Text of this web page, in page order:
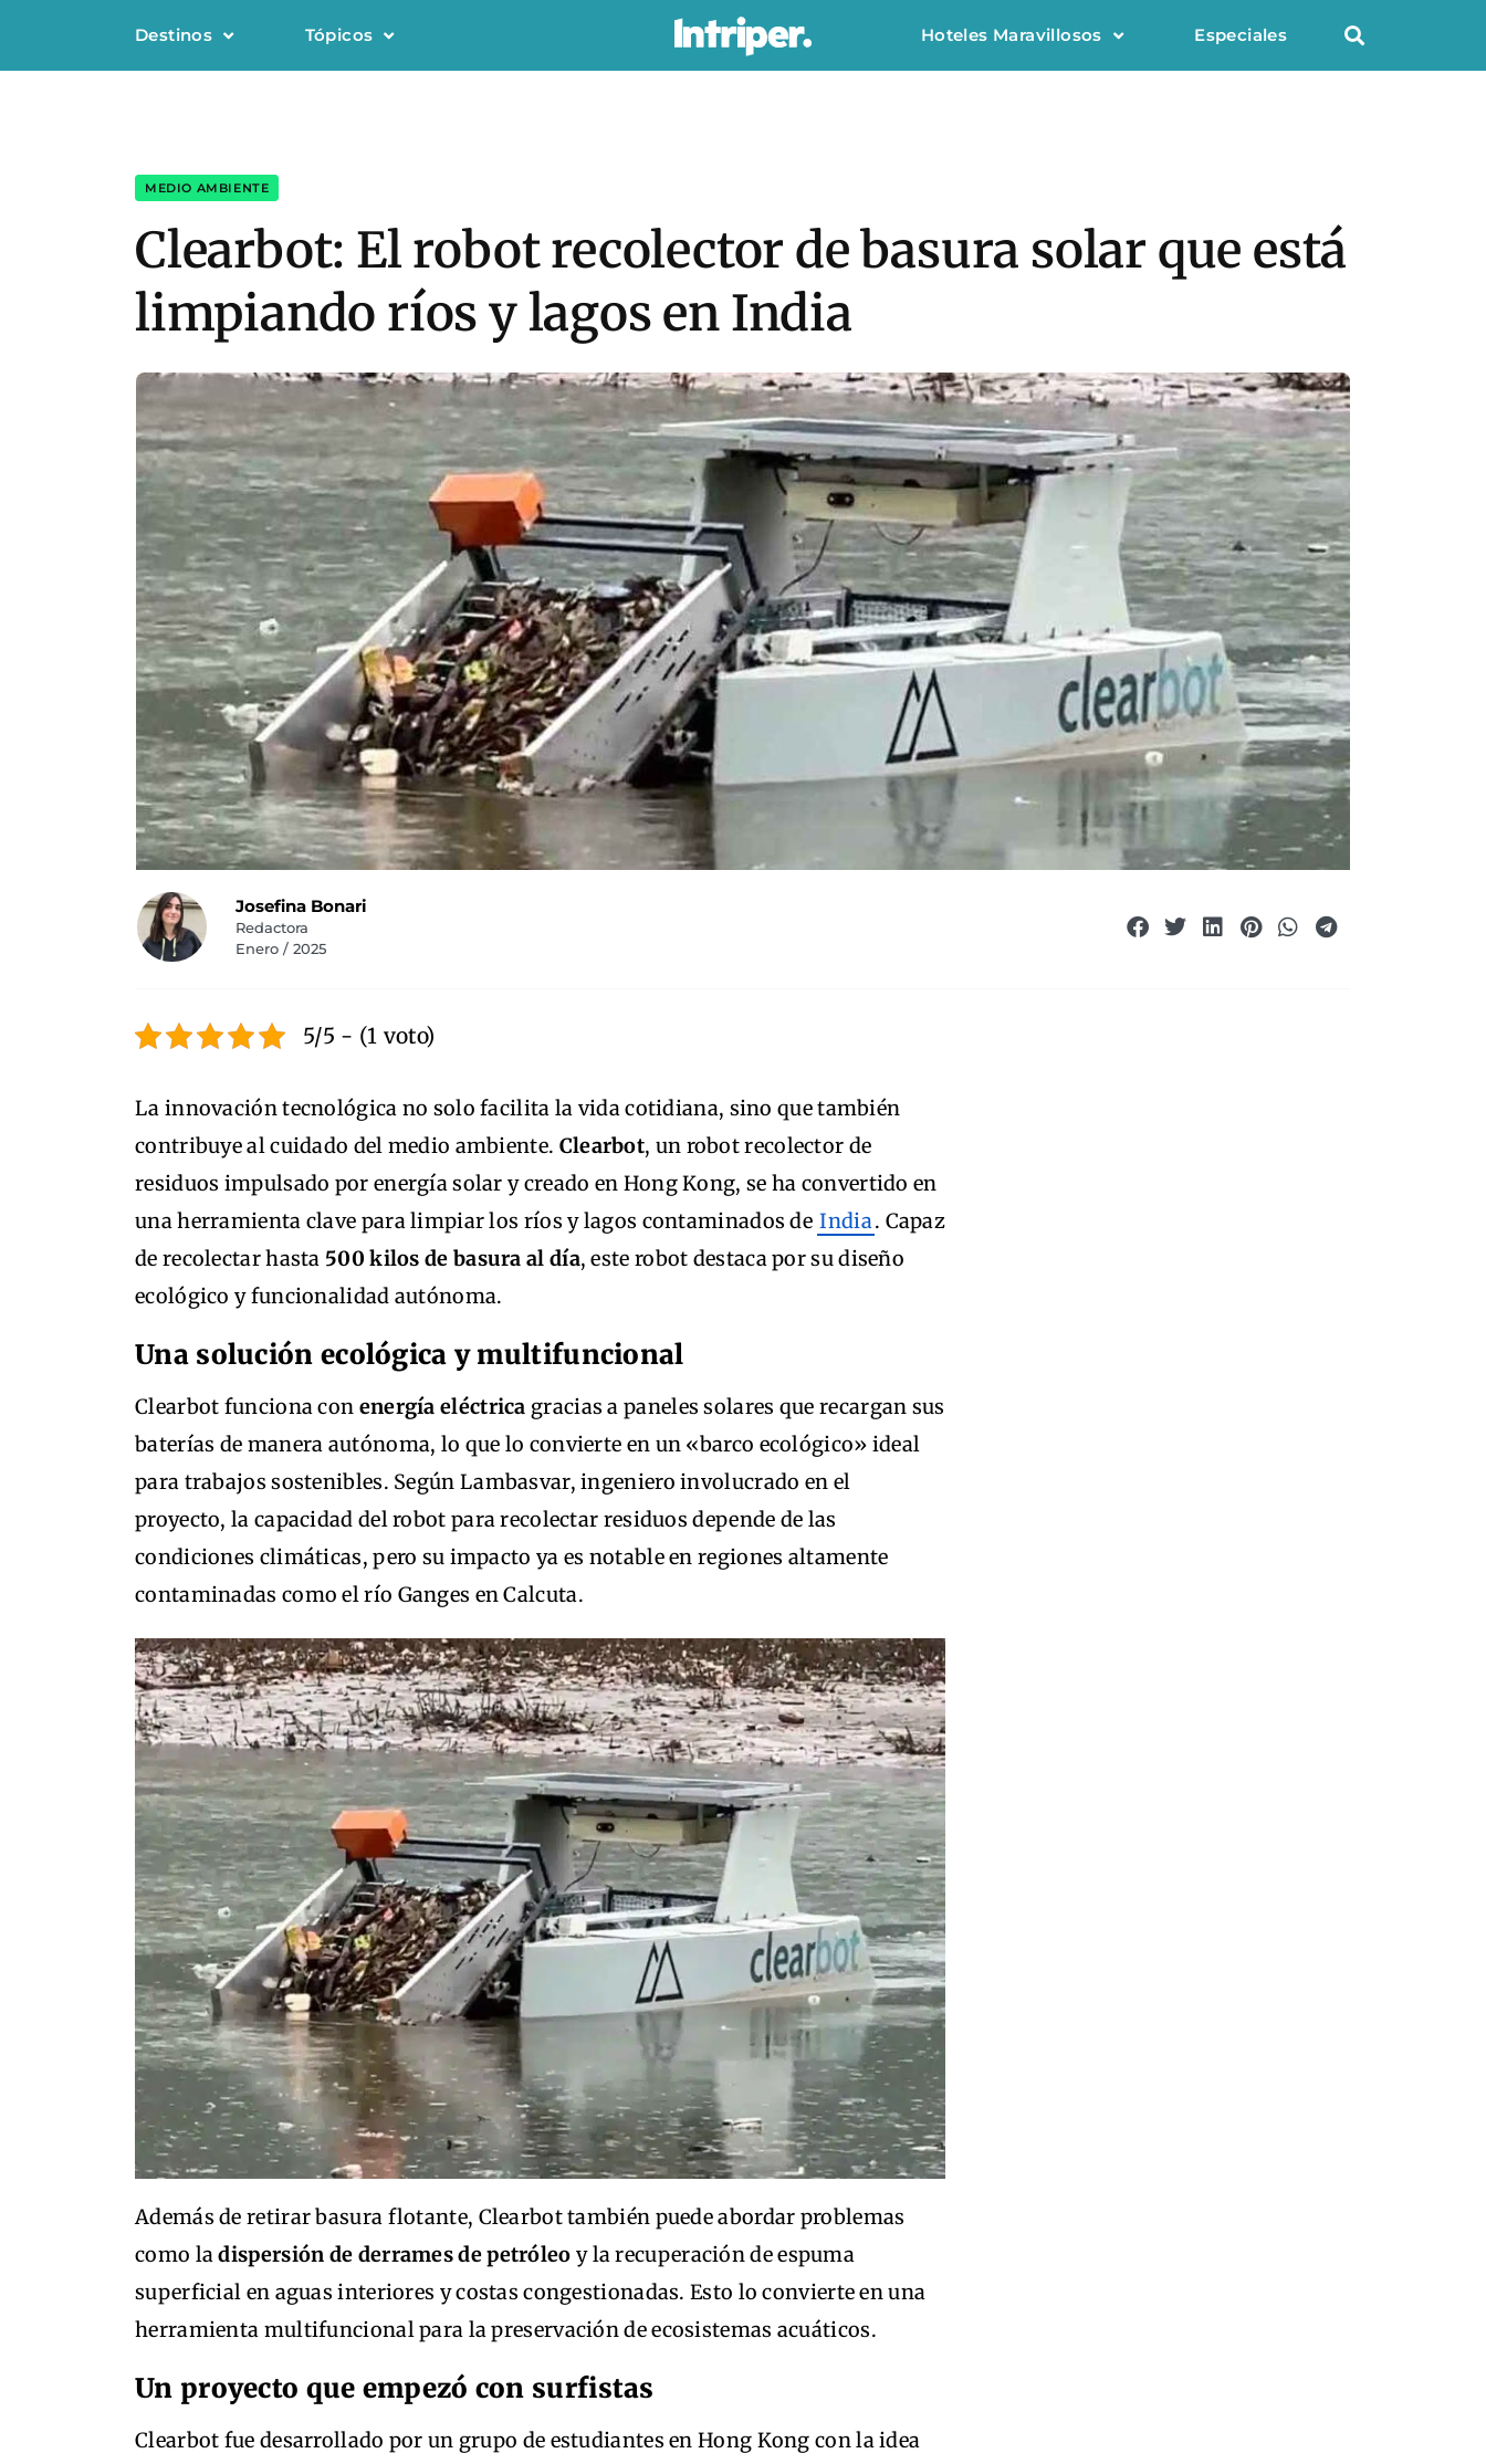
Destinos Tópicos Hoteles Maravillosos Especiales
MEDIO AMBIENTE
Clearbot: El robot recolector de basura solar que está
limpiando ríos y lagos en India
Josefina Bonari
Redactora
Enero / 2025
5/5 - (1 voto)
La innovación tecnológica no solo facilita la vida cotidiana, sino que también
contribuye al cuidado del medio ambiente. Clearbot, un robot recolector de
residuos impulsado por energía solar y creado en Hong Kong, se ha convertido en
una herramienta clave para limpiar los ríos y lagos contaminados de India. Capaz
de recolectar hasta 500 kilos de basura al día, este robot destaca por su diseño
ecológico y funcionalidad autónoma.
Una solución ecológica y multifuncional
Clearbot funciona con energía eléctrica gracias a paneles solares que recargan sus
baterías de manera autónoma, lo que lo convierte en un «barco ecológico» ideal
para trabajos sostenibles. Según Lambasvar, ingeniero involucrado en el
proyecto, la capacidad del robot para recolectar residuos depende de las
condiciones climáticas, pero su impacto ya es notable en regiones altamente
contaminadas como el río Ganges en Calcuta.
Además de retirar basura flotante, Clearbot también puede abordar problemas
como ladispersión de derrames de petróleo y la recuperación de espuma
superficial en aguas interiores y costas congestionadas. Esto lo convierte en una
herramienta multifuncional para la preservación de ecosistemas acuáticos.
Un proyecto que empezó con surfistas
Clearbot fue desarrollado por un grupo de estudiantes en Hong Kong con la idea